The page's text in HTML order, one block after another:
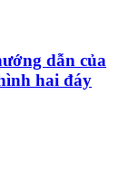
dẫn của
hai đáy